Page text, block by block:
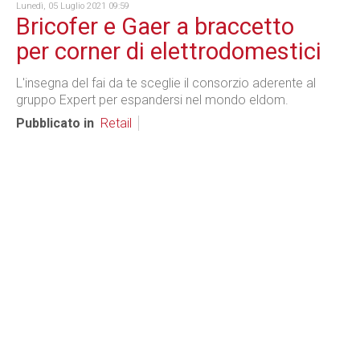
Lunedì, 05 Luglio 2021 09:59
Bricofer e Gaer a braccetto
per corner di elettrodomestici
L'insegna del fai da te sceglie il consorzio aderente al
gruppo Expert per espandersi nel mondo eldom.
Pubblicato in Retail